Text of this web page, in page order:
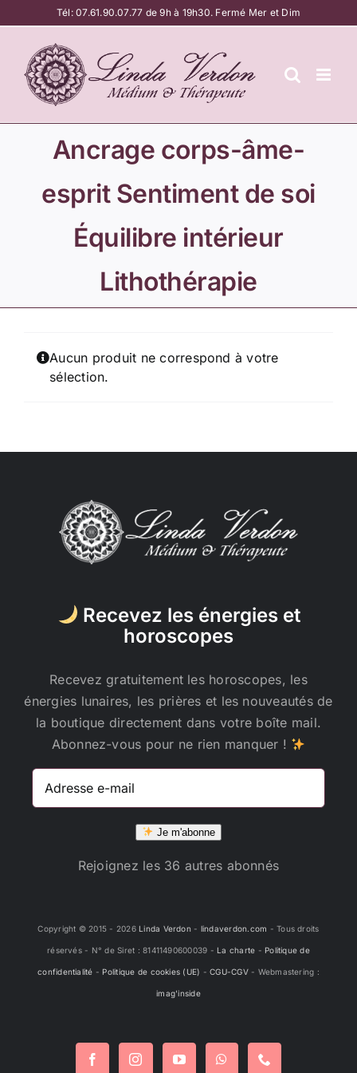
au
contenu
Tél:07.61.90.07.77 de 9h à 19h30. Fermé Mer et Dim
Ancrage corps-âme-
esprit Sentiment de soi
Équilibre intérieur
Lithothérapie
Aucun produit ne correspond à votre
sélection.
Recevez les énergies et
horoscopes
Recevez gratuitement les horoscopes, les
énergies lunaires, les prières et les nouveautés de
la boutique directement dans votre boîte mail.
Abonnez-vous pour ne rien manquer !
Je m'abonne
Rejoignez les 36 autres abonnés
Copyright © 2015 - 2026 Linda Verdon- lindaverdon.com - Tous droits
réservés - N° de Siret : 81411490600039 - La charte - Politique de
confidentialité - Politique de cookies (UE) -CGU-CGV- Webmastering :
imag'inside